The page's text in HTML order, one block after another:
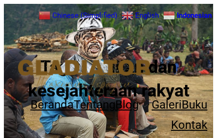
BerandaTentangBlog GaleriBuku
Kontak
Tag:keadilan dan
kesejahteraan rakyat
Chinese (Simplified) English Indonesian